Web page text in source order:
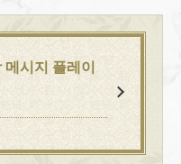
시지 플레이